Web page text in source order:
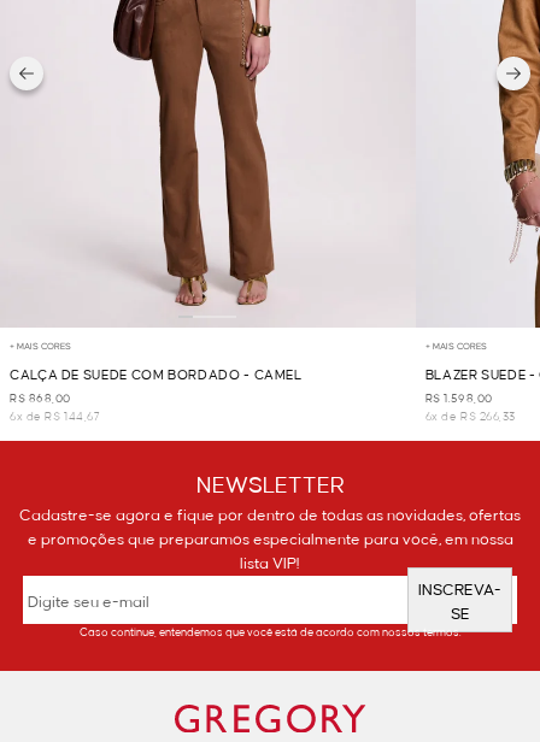
+ MAIS CORES
CALÇA DE SUEDE COM BORDADO - CAMEL
R$ 868,00
6x de R$ 144,67
+ MAIS CORES
BLAZER SUEDE
R$ 1.598,00
6x de R$ 266,33
NEWSLETTER
Cadastre-se agora e fique por dentro de todas as novidades, ofertas
e promoções que preparamos especialmente para você, em nossa
lista VIP!
INSCREVA-
SE
Caso continue, entendemos que você está de acordo com nossos termos.